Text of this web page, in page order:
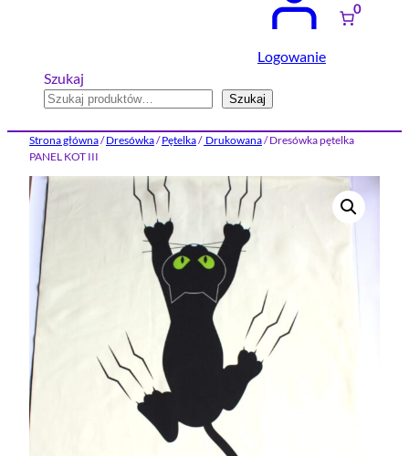
Logowanie
0
Szukaj
Szukaj
Strona główna/Dresówka/Pętelka/ Drukowana/ Dresówka pętelka
PANEL KOT III